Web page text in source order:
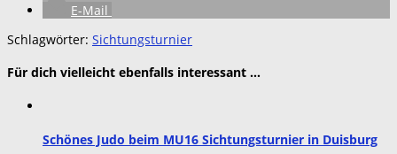
E-Mail
Schlagwörter: Sichtungsturnier
Für dich vielleicht ebenfalls interessant …
Schönes Judo beim MU16 Sichtungsturnier in Duisburg